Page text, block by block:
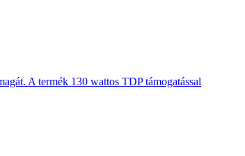
A termék 130 wattos TDP támogatással